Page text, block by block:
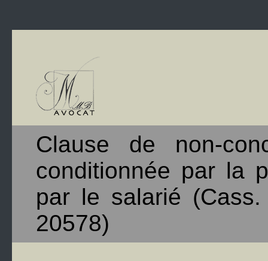
Clause de non-
conditionnée par la
par le salarié
20578)